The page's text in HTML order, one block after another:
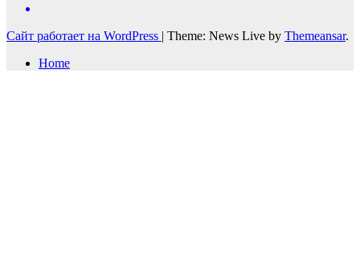
Сайт работает на WordPress | Theme: News Live by Themeansar.
Home